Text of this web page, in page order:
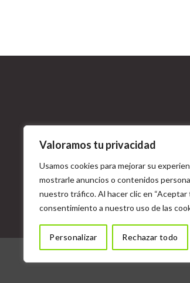
Valoramos tu privacidad
Usamos cookies para mejorar su
mostrarle anuncios o contenidos
nuestro tráfico. Al hacer clic en “Aceptar
consentimiento a nuestro uso de las
Personalizar Rechazar todo